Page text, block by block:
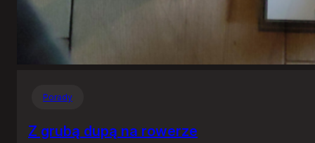
Porady
Z grubą dupą na rowerze